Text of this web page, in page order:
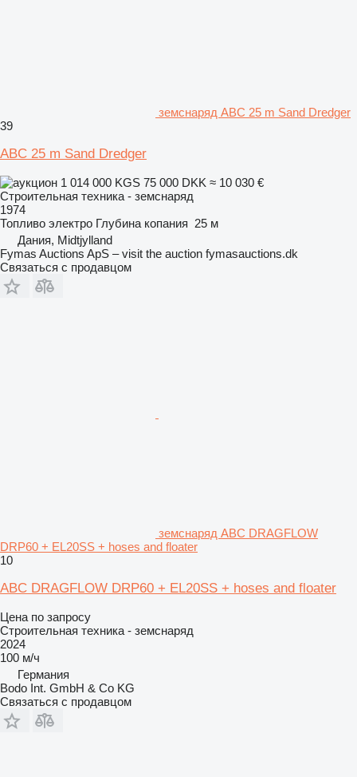
земснаряд ABC 25 m Sand Dredger
39
ABC 25 m Sand Dredger
1 014 000 KGS 75 000 DKK ≈ 10 030 €
Строительная техника - земснаряд
1974
Топливо электро Глубина копания 25 м
Дания, Midtjylland
Fymas Auctions ApS – visit the auction fymasauctions.dk
Связаться с продавцом
земснаряд ABC DRAGFLOW
DRP60 + EL20SS + hoses and floater
10
ABC DRAGFLOW DRP60 + EL20SS + hoses and floater
Цена по запросу
Строительная техника - земснаряд
2024
100 м/ч
Германия
Bodo Int. GmbH & Co KG
Связаться с продавцом